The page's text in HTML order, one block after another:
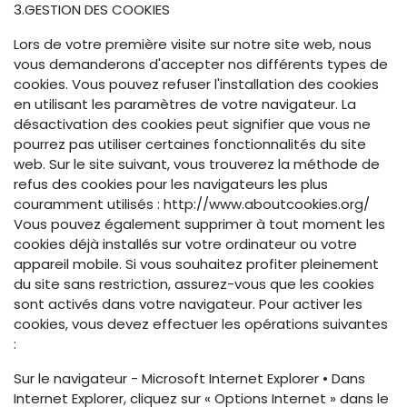
3.GESTION DES COOKIES
Lors de votre première visite sur notre site web, nous
vous demanderons d'accepter nos différents types de
cookies. Vous pouvez refuser l'installation des cookies
en utilisant les paramètres de votre navigateur. La
désactivation des cookies peut signifier que vous ne
pourrez pas utiliser certaines fonctionnalités du site
web. Sur le site suivant, vous trouverez la méthode de
refus des cookies pour les navigateurs les plus
couramment utilisés : http://www.aboutcookies.org/
Vous pouvez également supprimer à tout moment les
cookies déjà installés sur votre ordinateur ou votre
appareil mobile. Si vous souhaitez profiter pleinement
du site sans restriction, assurez-vous que les cookies
sont activés dans votre navigateur. Pour activer les
cookies, vous devez effectuer les opérations suivantes
:
Sur le navigateur - Microsoft Internet Explorer • Dans
Internet Explorer, cliquez sur « Options Internet » dans le